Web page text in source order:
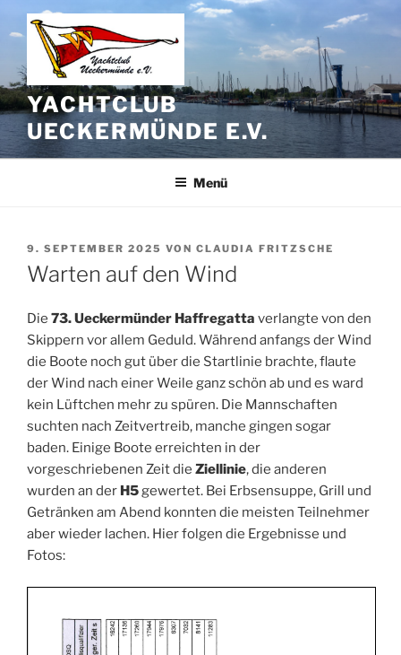
Zum
Inhalt
springen
YACHTCLUB
UECKERMÜNDE E.V.
Menü
VERÖFFENTLICHT
AM
9. SEPTEMBER 2025 VON CLAUDIA FRITZSCHE
Warten auf den Wind
Die 73. Ueckermünder Haffregatta verlangte von den
Skippern vor allem Geduld. Während anfangs der Wind
die Boote noch gut über die Startlinie brachte, flaute
der Wind nach einer Weile ganz schön ab und es ward
kein Lüftchen mehr zu spüren. Die Mannschaften
suchten nach Zeitvertreib, manche gingen sogar
baden. Einige Boote erreichten in der
vorgeschriebenen Zeit die Ziellinie, die anderen
wurden an der H5gewertet. Bei Erbsensuppe, Grill und
Getränken am Abend konnten die meisten Teilnehmer
aber wieder lachen. Hier folgen die Ergebnisse und
Fotos: